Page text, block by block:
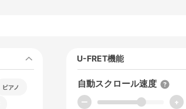
ピアノ
U-FRET機能
自動スクロール速度
ー +